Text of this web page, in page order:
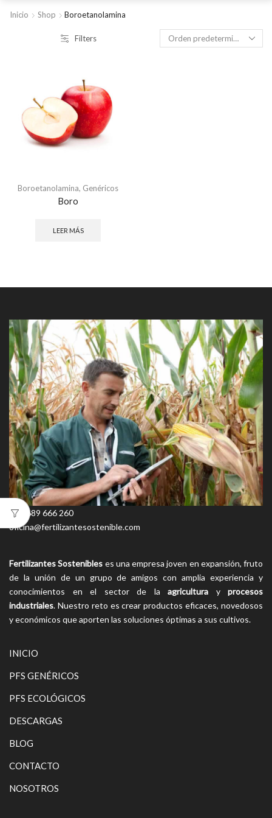
Inicio Shop Boroetanolamina
Filters
Boroetanolamina, Genéricos
Boro
LEER MÁS
+34 689 666 260
oficina@fertilizantesostenible.com
Fertilizantes Sostenibles es una empresa joven en expansión, fruto
de la unión de un grupo de amigos con amplia experiencia y
conocimientos en el sector de la agricultura y procesos
industriales. Nuestro reto es crear productos eficaces, novedosos
y económicos que aporten las soluciones óptimas a sus cultivos.
INICIO
PFS GENÉRICOS
PFS ECOLÓGICOS
DESCARGAS
BLOG
CONTACTO
NOSOTROS